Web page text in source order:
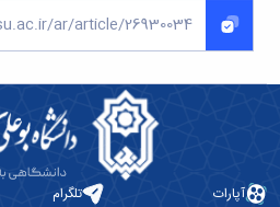
آپارات تلگرام